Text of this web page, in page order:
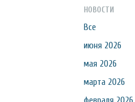
НОВОСТИ
Все
июня 2026
мая 2026
марта 2026